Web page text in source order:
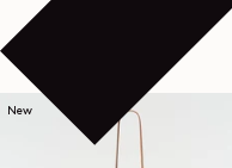
New